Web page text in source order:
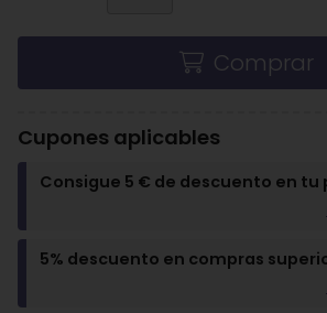
Comprar
Cupones aplicables
Consigue 5 € de descuento en
5% descuento en compras